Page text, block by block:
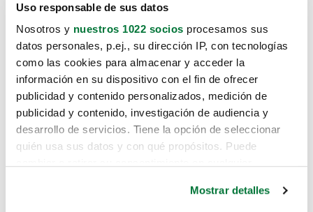
Uso responsable de sus datos
Nosotros y nuestros 1022 socios procesamos sus
datos personales, p.ej., su dirección IP, con tecnologías
como las cookies para almacenar y acceder la
información en su dispositivo con el fin de ofrecer
publicidad y contenido personalizados, medición de
publicidad y contenido, investigación de audiencia y
desarrollo de servicios. Tiene la opción de seleccionar
quién usa sus datos y con qué propósitos. Puede
Mostrar detalles
Lo sentimos, no sabemos como
te hemos traido hasta aquí.
Pero puedes encontrar el coche que estás
buscando en alguno de estos enlaces: